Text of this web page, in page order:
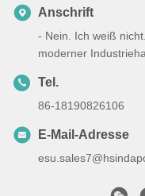
Anschrift
- Nein. Ich weiß
moderner
Tel.
86-18190826106
E-Mail-Adresse